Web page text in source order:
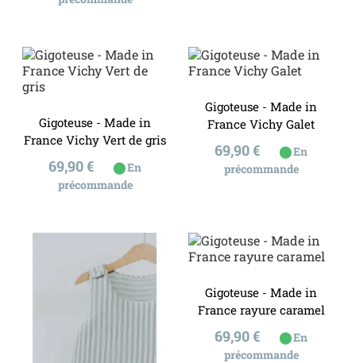
Gigoteuse - Made in
France Vichy Vert de gris
Prix
69,90 € ⬤En
précommande
Gigoteuse - Made in
France Vichy Galet
Prix
69,90 € ⬤En
précommande
Gigoteuse - Made in
France rayure caramel
Prix
69,90 € ⬤En
précommande